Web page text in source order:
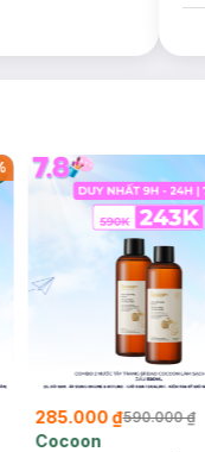
285.000 ₫590.000 ₫
Cocoon